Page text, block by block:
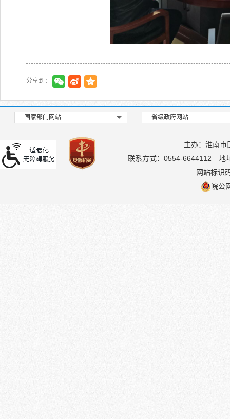
分享到：
--国家部门网站-- --省级政府网站--
主办：淮南市
联系方式：0554-6644112
地
网站标识
皖公